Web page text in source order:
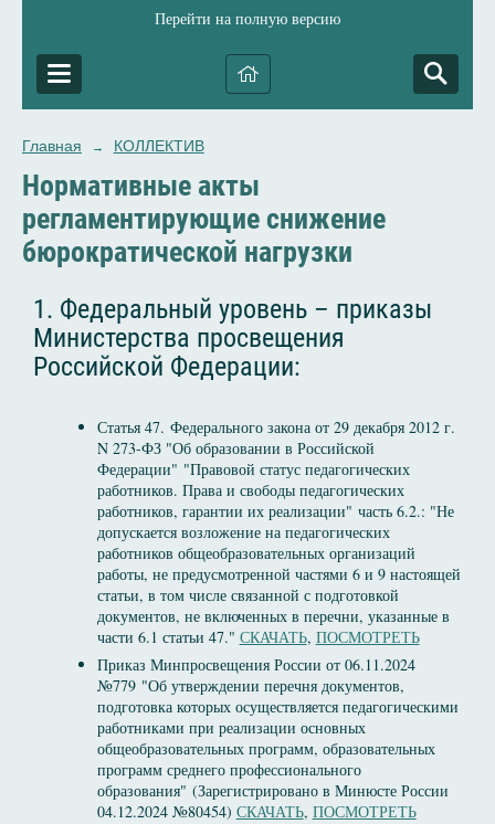
Перейти на полную версию
Главная → КОЛЛЕКТИВ
Нормативные акты
регламентирующие снижение
бюрократической нагрузки
1. Федеральный уровень – приказы
Министерства просвещения
Российской Федерации:
Статья 47. Федерального закона от 29 декабря 2012 г.
N 273-ФЗ "Об образовании в Российской
Федерации" "Правовой статус педагогических
работников. Права и свободы педагогических
работников, гарантии их реализации" часть 6.2.: "Не
допускается возложение на педагогических
работников общеобразовательных организаций
работы, не предусмотренной частями 6 и 9 настоящей
статьи, в том числе связанной с подготовкой
документов, не включенных в перечни, указанные в
части 6.1 статьи 47." СКАЧАТЬ, ПОСМОТРЕТЬ
Приказ Минпросвещения России от 06.11.2024
№779 "Об утверждении перечня документов,
подготовка которых осуществляется педагогическими
работниками при реализации основных
общеобразовательных программ, образовательных
программ среднего профессионального
образования" (Зарегистрировано в Минюсте России
04.12.2024 №80454) СКАЧАТЬ, ПОСМОТРЕТЬ